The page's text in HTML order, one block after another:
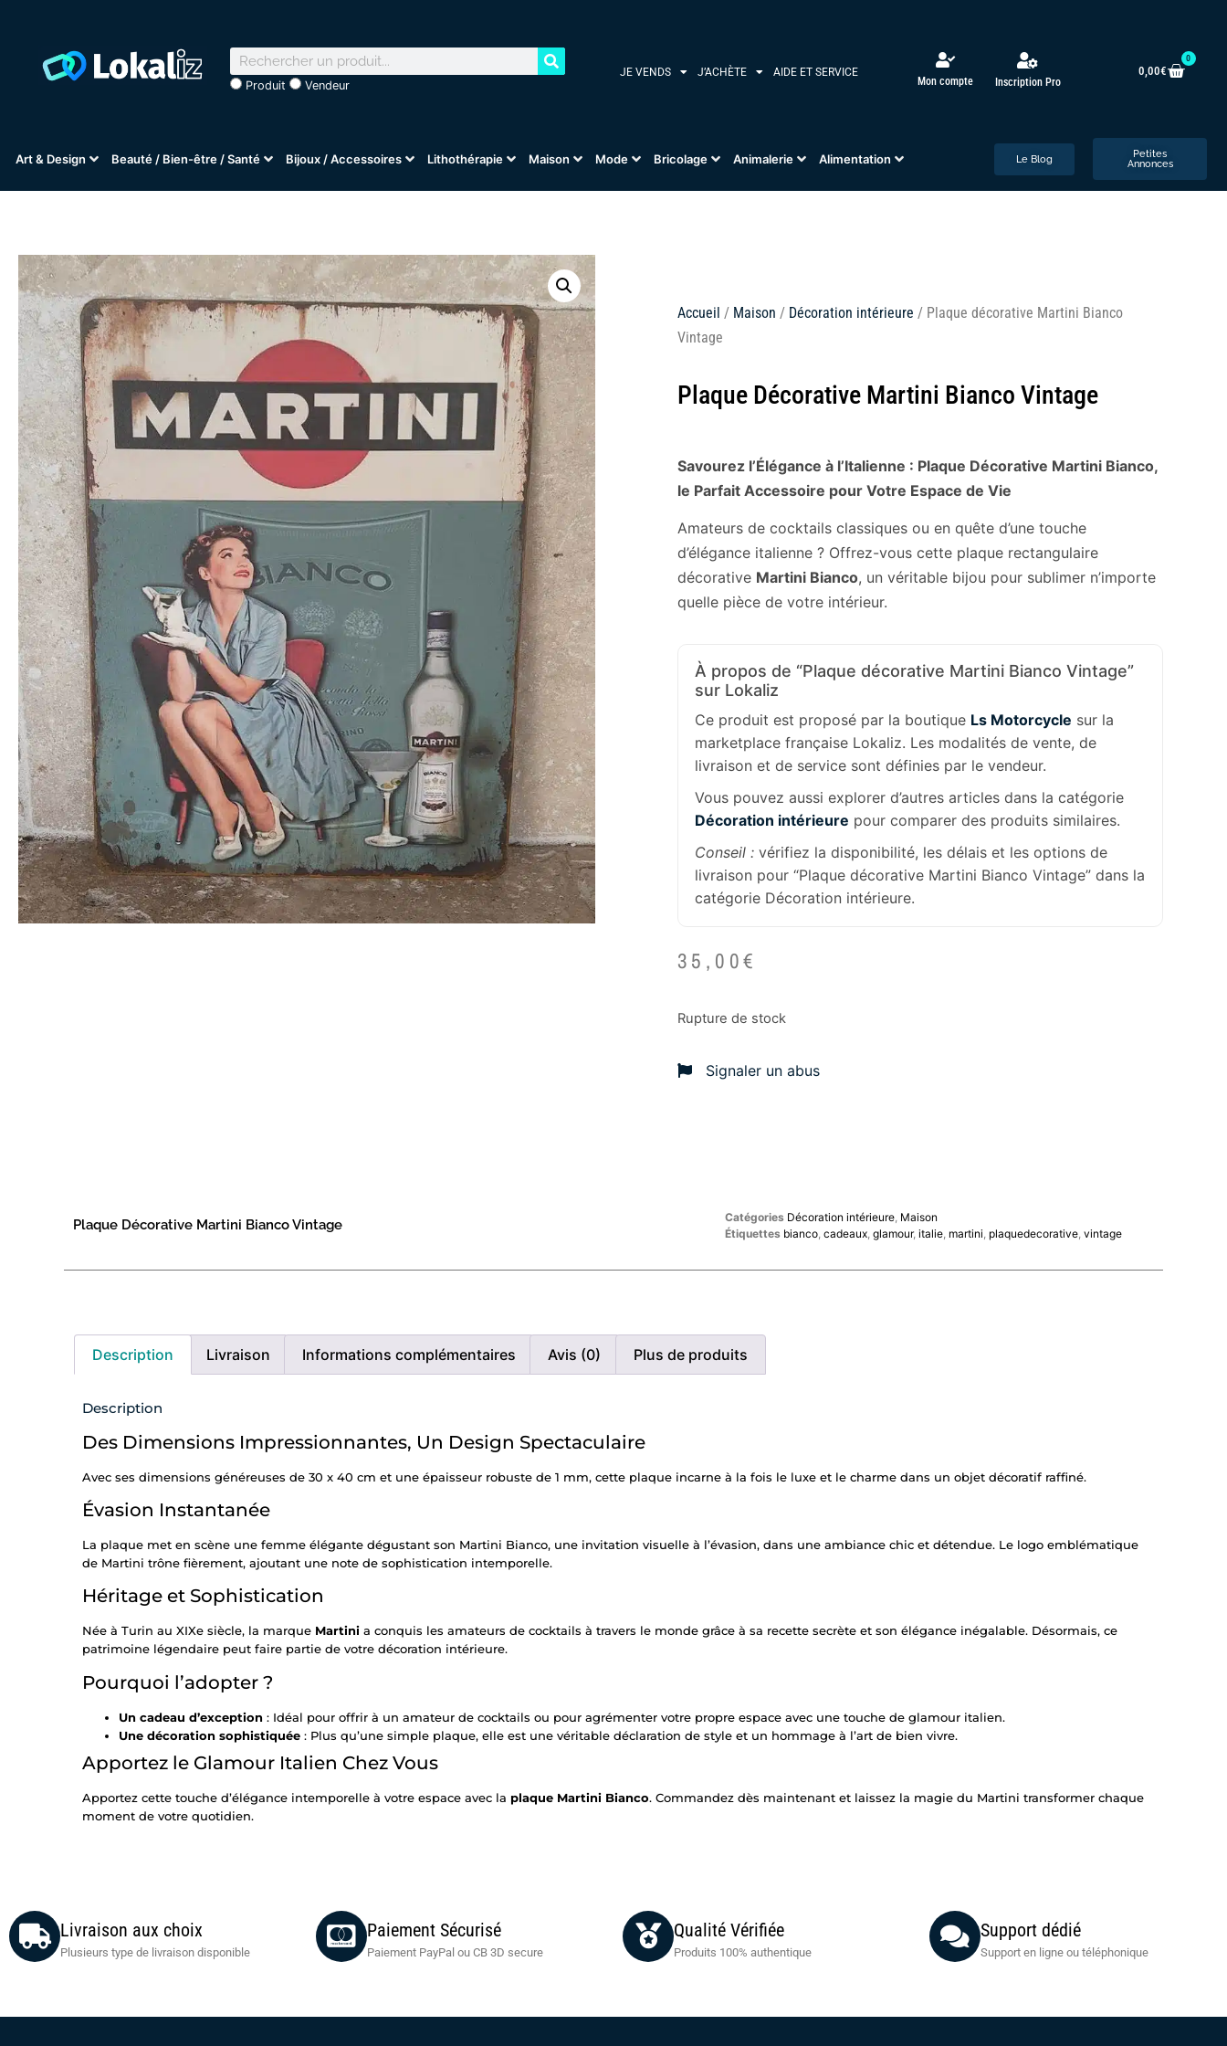
Produit Vendeur
JE VENDS J’ACHÈTE AIDE ET SERVICE
Mon compte Inscription Pro
0,00€
0
Art & Design Beauté / Bien-être / Santé Bijoux / Accessoires Lithothérapie Maison Mode Bricolage Animalerie Alimentation Le Blog
Petites
Annonces
Accueil / Maison / Décoration intérieure / Plaque décorative Martini Bianco
Vintage
Plaque Décorative Martini Bianco Vintage
Savourez l’Élégance à l’Italienne : Plaque Décorative Martini Bianco,
le Parfait Accessoire pour Votre Espace de Vie
Amateurs de cocktails classiques ou en quête d’une touche
d’élégance italienne ? Offrez-vous cette plaque rectangulaire
décorative Martini Bianco, un véritable bijou pour sublimer n’importe
quelle pièce de votre intérieur.
À propos de “Plaque décorative Martini Bianco Vintage”
sur Lokaliz
Ce produit est proposé par la boutique Ls Motorcycle sur la
marketplace française Lokaliz. Les modalités de vente, de
livraison et de service sont définies par le vendeur.
Vous pouvez aussi explorer d’autres articles dans la catégorie
Décoration intérieure pour comparer des produits similaires.
Conseil : vérifiez la disponibilité, les délais et les options de
livraison pour “Plaque décorative Martini Bianco Vintage” dans la
catégorie Décoration intérieure.
35,00€
Rupture de stock
Signaler un abus
Plaque Décorative Martini Bianco Vintage Catégories Décoration intérieure, Maison
Étiquettes bianco, cadeaux, glamour, italie, martini plaquedecorative, vintage
Description Livraison Informations complémentaires Avis (0) Plus de produits
Description
Des Dimensions Impressionnantes, Un Design Spectaculaire
Avec ses dimensions généreuses de 30 x 40 cm et une épaisseur robuste de 1 mm, cette plaque incarne à la fois le luxe et le charme dans un objet décoratif raffiné.
Évasion Instantanée
La plaque met en scène une femme élégante dégustant son Martini Bianco, une invitation visuelle à l’évasion, dans une ambiance chic et détendue. Le logo emblématique
de Martini trône fièrement, ajoutant une note de sophistication intemporelle.
Héritage et Sophistication
Née à Turin au XIXe siècle, la marque Martini a conquis les amateurs de cocktails à travers le monde grâce à sa recette secrète et son élégance inégalable. Désormais, ce
patrimoine légendaire peut faire partie de votre décoration intérieure.
Pourquoi l’adopter ?
Un cadeau d’exception : Idéal pour offrir à un amateur de cocktails ou pour agrémenter votre propre espace avec une touche de glamour italien.
Une décoration sophistiquée : Plus qu’une simple plaque, elle est une véritable déclaration de style et un hommage à l’art de bien vivre.
Apportez le Glamour Italien Chez Vous
Apportez cette touche d’élégance intemporelle à votre espace avec la plaque Martini Bianco. Commandez dès maintenant et laissez la magie du Martini transformer chaque
moment de votre quotidien.
Livraison aux choix
Plusieurs type de livraison disponible
Paiement Sécurisé
Paiement PayPal ou CB 3D secure
Qualité Vérifiée
Produits 100% authentique
Support dédié
Support en ligne ou téléphonique